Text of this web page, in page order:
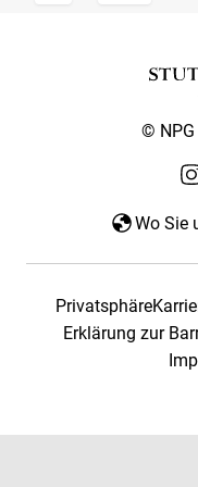
©
Wo Sie
Privatsphäre
Erklärung zur